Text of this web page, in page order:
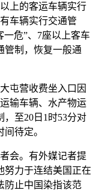
上的客运车辆实行
车辆实行交通管
一危”、7座以上客车
管制，恢复一般通
屯营收费坐入口因
输车辆、水产物运
至20日1时53分对
待定。
会。有外媒记者提
努力于连结美国正在
防止中国染指该范